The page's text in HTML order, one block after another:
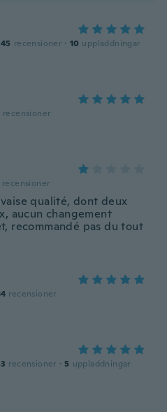
recensioner · 10 uppladdningar
recensioner
recensioner
qualité, dont deux
aucun changement
recommandé pas du tout
recensioner
recensioner · 5 uppladdningar